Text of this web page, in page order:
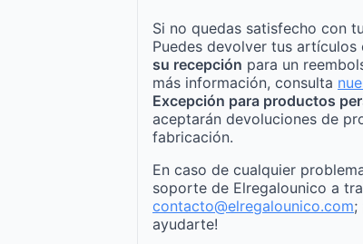
Si no quedas satisfecho con
Puedes devolver tus artículos
su recepción para un
más información, consulta
Excepción para productos
aceptarán devoluciones de
fabricación.
En caso de cualquier
soporte de Elregalounico a
contacto@elregalounico.com;
ayudarte!